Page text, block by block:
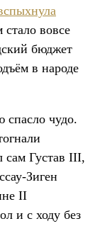
вовсе
бюджет
в народе
спасло чудо.
сам Густав III,
Зиген
II
и с ходу без